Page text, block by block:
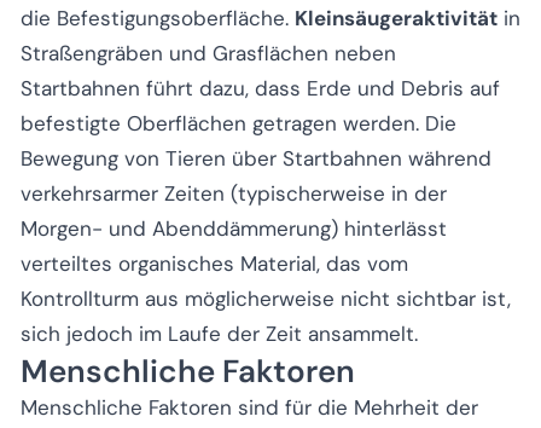
die Befestigungsoberfläche. Kleinsäugeraktivität in
Straßengräben und Grasflächen neben
Startbahnen führt dazu, dass Erde und Debris auf
befestigte Oberflächen getragen werden. Die
Bewegung von Tieren über Startbahnen während
verkehrsarmer Zeiten (typischerweise in der
Morgen- und Abenddämmerung) hinterlässt
verteiltes organisches Material, das vom
Kontrollturm aus möglicherweise nicht sichtbar ist,
sich jedoch im Laufe der Zeit ansammelt.
Menschliche Faktoren
Menschliche Faktoren sind für die Mehrheit der